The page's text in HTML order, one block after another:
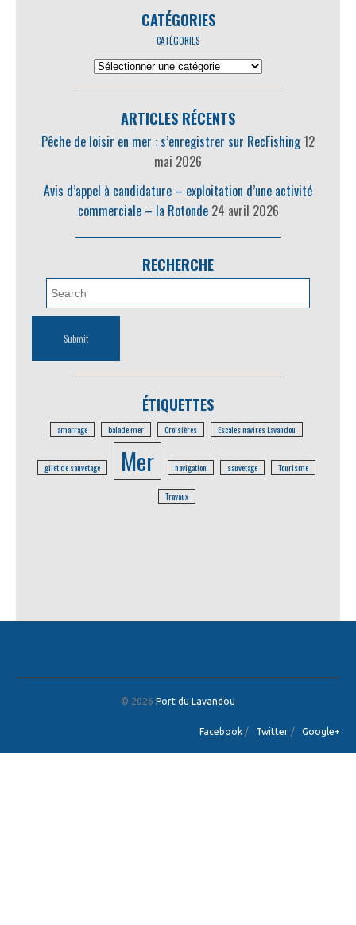
CATÉGORIES
CATÉGORIES
ARTICLES RÉCENTS
Pêche de loisir en mer : s’enregistrer sur RecFishing12
mai 2026
Avis d’appel à candidature – exploitation d’une activité
commerciale – la Rotonde 24 avril 2026
RECHERCHE
ÉTIQUETTES
amarrage balade mer Croisières Escales navires Lavandou
gilet de sauvetage Mer navigation sauvetage Tourisme
Travaux
© 2026 Port du Lavandou
Facebook / Twitter / Google+